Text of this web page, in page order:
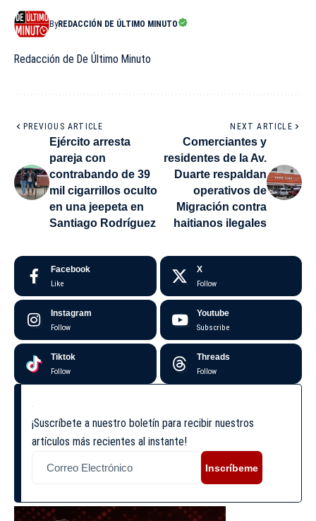
ByREDACCIÓN DE ÚLTIMO MINUTO
Redacción de De Último Minuto
PREVIOUS ARTICLE
Ejército arresta
pareja con
contrabando de 39
mil cigarrillos oculto
en una jeepeta en
Santiago Rodríguez
NEXT ARTICLE
Comerciantes y
residentes de la Av.
Duarte respaldan
operativos de
Migración contra
haitianos ilegales
Facebook
Like
X
Follow
Instagram
Follow
Youtube
Subscribe
Tiktok
Follow
Threads
Follow
¡Suscríbete a nuestro boletín para recibir nuestros
artículos más recientes al instante!
Inscríbeme